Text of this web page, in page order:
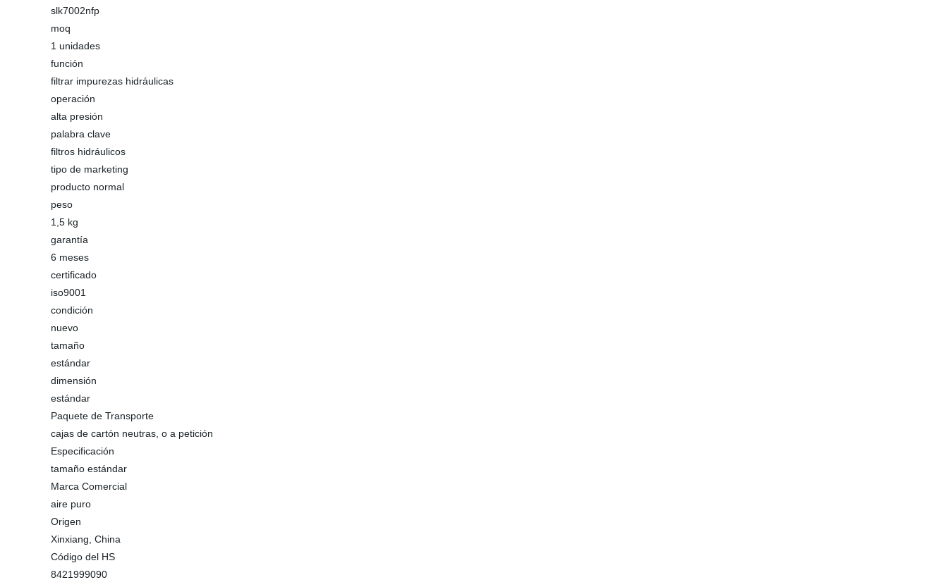
slk7002nfp
moq
1 unidades
función
filtrar impurezas hidráulicas
operación
alta presión
palabra clave
filtros hidráulicos
tipo de marketing
producto normal
peso
1,5 kg
garantía
6 meses
certificado
iso9001
condición
nuevo
tamaño
estándar
dimensión
estándar
Paquete de Transporte
cajas de cartón neutras, o a petición
Especificación
tamaño estándar
Marca Comercial
aire puro
Origen
Xinxiang, China
Código del HS
8421999090